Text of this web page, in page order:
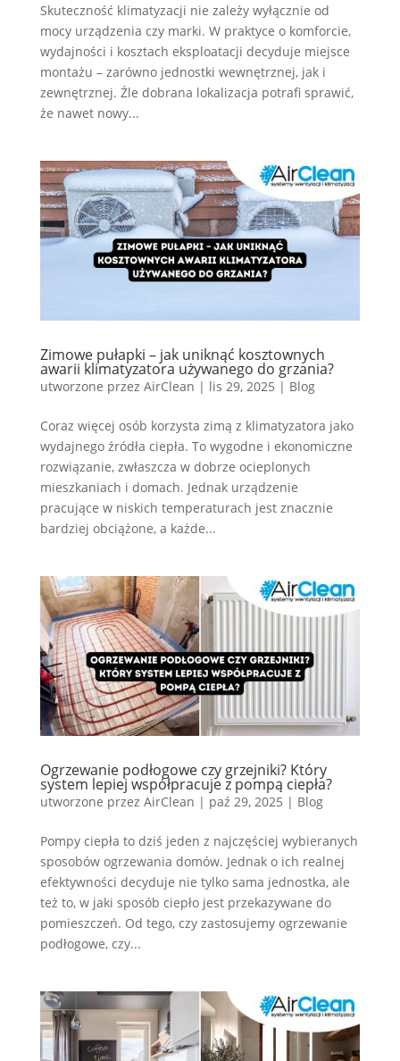
Skuteczność klimatyzacji nie zależy wyłącznie od
mocy urządzenia czy marki. W praktyce o komforcie,
wydajności i kosztach eksploatacji decyduje miejsce
montażu – zarówno jednostki wewnętrznej, jak i
zewnętrznej. Źle dobrana lokalizacja potrafi sprawić,
że nawet nowy...
Zimowe pułapki – jak uniknąć kosztownych
awarii klimatyzatora używanego do grzania?
utworzone przez AirClean | lis 29, 2025 | Blog
Coraz więcej osób korzysta zimą z klimatyzatora jako
wydajnego źródła ciepła. To wygodne i ekonomiczne
rozwiązanie, zwłaszcza w dobrze ocieplonych
mieszkaniach i domach. Jednak urządzenie
pracujące w niskich temperaturach jest znacznie
bardziej obciążone, a każde...
Ogrzewanie podłogowe czy grzejniki? Który
system lepiej współpracuje z pompą ciepła?
utworzone przez AirClean | paź 29, 2025 | Blog
Pompy ciepła to dziś jeden z najczęściej wybieranych
sposobów ogrzewania domów. Jednak o ich realnej
efektywności decyduje nie tylko sama jednostka, ale
też to, w jaki sposób ciepło jest przekazywane do
pomieszczeń. Od tego, czy zastosujemy ogrzewanie
podłogowe, czy...